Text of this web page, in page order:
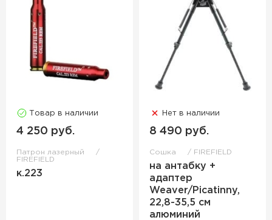
Товар в наличии
4 250 руб.
Патрон лазерный
FIREFIELD
к.223
Нет в наличии
8 490 руб.
Сошка FIREFIELD
на антабку +
адаптер
Weaver/Picatinny,
22,8-35,5 см
алюминий